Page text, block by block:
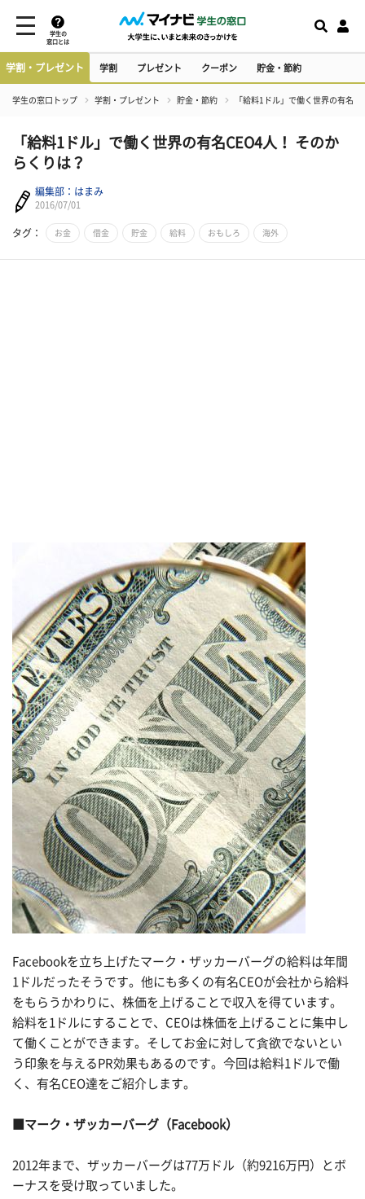
学生の
窓口とは
学割・プレゼント 学割 プレゼント クーポン 貯金・節約
学生の窓口トップ 学割・プレゼント 貯金・節約 「給料1ドル」で働く世界の有名
「給料1ドル」で働く世界の有名CEO4人！ そのか
らくりは？
編集部：はまみ
2016/07/01
タグ： お金 借金 貯金 給料 おもしろ 海外
Facebookを立ち上げたマーク・ザッカーバーグの給料は年間
1ドルだったそうです。他にも多くの有名CEOが会社から給料
をもらうかわりに、株価を上げることで収入を得ています。
給料を1ドルにすることで、CEOは株価を上げることに集中し
て働くことができます。そしてお金に対して貪欲でないとい
う印象を与えるPR効果もあるのです。今回は給料1ドルで働
く、有名CEO達をご紹介します。
■マーク・ザッカーバーグ（Facebook）
2012年まで、ザッカーバーグは77万ドル（約9216万円）とボ
ーナスを受け取っていました。